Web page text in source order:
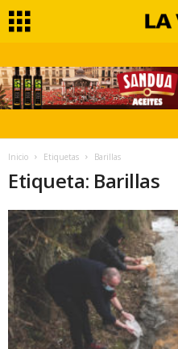
Inicio Etiquetas Barillas
Etiqueta: Barillas